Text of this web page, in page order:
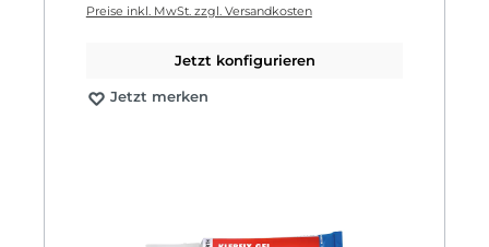
Preise inkl. MwSt. zzgl. Versandkosten
Jetzt konfigurieren
Jetzt merken